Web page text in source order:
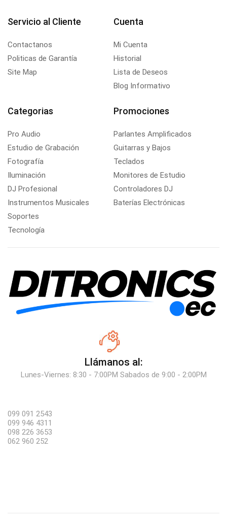
Servicio al Cliente
Contactanos
Politicas de Garantía
Site Map
Cuenta
Mi Cuenta
Historial
Lista de Deseos
Blog Informativo
Categorias
Pro Audio
Estudio de Grabación
Fotografía
Iluminación
DJ Profesional
Instrumentos Musicales
Soportes
Tecnología
Promociones
Parlantes Amplificados
Guitarras y Bajos
Teclados
Monitores de Estudio
Controladores DJ
Baterías Electrónicas
Llámanos al:
Lunes-Viernes: 8:30 - 7:00PM Sabados de 9:00 - 2:00PM
099 091 2543
099 946 4311
098 226 3653
062 960 252